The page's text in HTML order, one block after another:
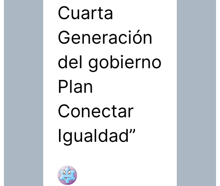
Cuarta
Generación
del gobierno
Plan
Conectar
Igualdad”